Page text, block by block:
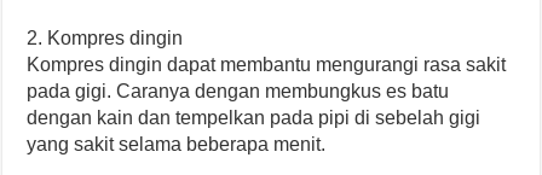
2. Kompres dingin
Kompres dingin dapat membantu mengurangi rasa sakit
pada gigi. Caranya dengan membungkus es batu
dengan kain dan tempelkan pada pipi di sebelah gigi
yang sakit selama beberapa menit.